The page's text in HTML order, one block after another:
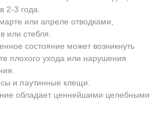
2-3 года.
или апреле отводками,
или стебля.
состояние может возникнуть
плохого ухода или нарушения
и паутинные клещи.
обладает ценнейшими целебными